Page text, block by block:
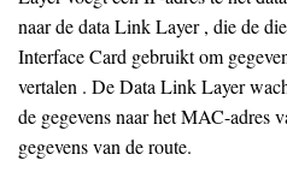
naar de data Link Layer , die de
Interface Card gebruikt om
vertalen . De Data Link Layer
de gegevens naar het MAC-adres
gegevens van de route.